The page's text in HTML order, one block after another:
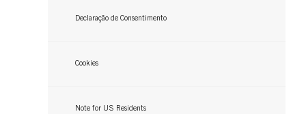
Declaração de Consentimento
Cookies
Note for US Residents